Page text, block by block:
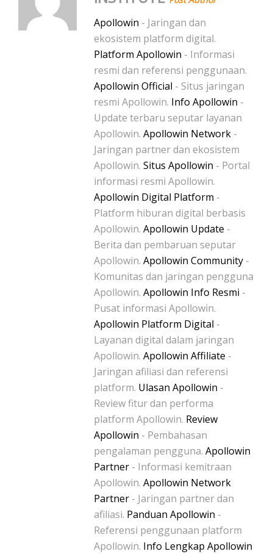
Apollowin - Jaringan dan
ekosistem platform digital.
Platform Apollowin - Informasi
resmi dan referensi penggunaan.
Apollowin Official - Situs jaringan
resmi Apollowin. Info Apollowin -
Update terbaru seputar layanan
Apollowin. Apollowin Network -
Jaringan partner dan ekosistem
Apollowin. Situs Apollowin - Portal
informasi resmi Apollowin.
Apollowin Digital Platform -
Platform hiburan digital berbasis
Apollowin. Apollowin Update -
Berita dan pembaruan seputar
Apollowin. Apollowin Community -
Komunitas dan jaringan pengguna
Apollowin. Apollowin Info Resmi -
Pusat informasi Apollowin.
Apollowin Platform Digital -
Layanan digital dalam jaringan
Apollowin. Apollowin Affiliate -
Jaringan afiliasi dan referensi
platform. Ulasan Apollowin -
Review fitur dan performa
platform Apollowin. Review
Apollowin - Pembahasan
pengalaman pengguna. Apollowin
Partner - Informasi kemitraan
Apollowin. Apollowin Network
Partner - Jaringan partner dan
afiliasi. Panduan Apollowin -
Referensi penggunaan platform
Apollowin. Info Lengkap Apollowin